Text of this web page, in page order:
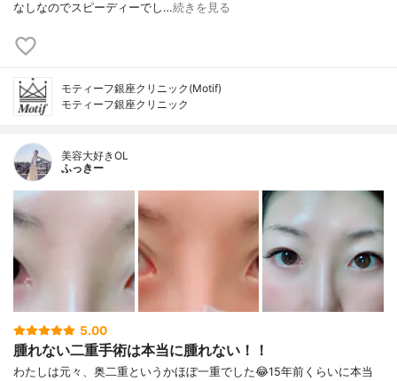
なしなのでスピーディーでし…続きを見る
モティーフ銀座クリニック(Motif)
モティーフ銀座クリニック
美容大好きOL
ふっきー
5.00
腫れない二重手術は本当に腫れない！！
わたしは元々、奥二重というかほぼ一重でした😂15年前くらいに本当